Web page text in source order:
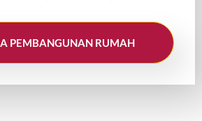
PEMBANGUNAN RUMAH